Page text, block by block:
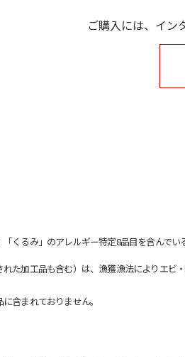
ご購入には、イン
くるみ」のアレルギー特定8品目を含んでい
加工品も含む）は、漁獲漁法によりエビ
含まれておりません。